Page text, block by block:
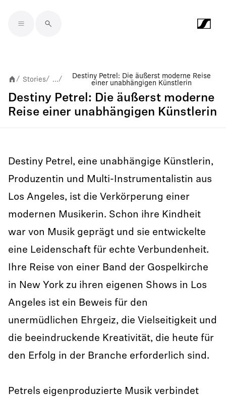
/ Stories/ .../
Destiny Petrel: Die äußerst moderne Reise
einer unabhängigen Künstlerin
Destiny Petrel: Die äußerst moderne
Reise einer unabhängigen Künstlerin
Destiny Petrel, eine unabhängige Künstlerin,
Produzentin und Multi-Instrumentalistin aus
Los Angeles, ist die Verkörperung einer
modernen Musikerin. Schon ihre Kindheit
war von Musik geprägt und sie entwickelte
eine Leidenschaft für echte Verbundenheit.
Ihre Reise von einer Band der Gospelkirche
in New York zu ihren eigenen Shows in Los
Angeles ist ein Beweis für den
unermüdlichen Ehrgeiz, die Vielseitigkeit und
die beeindruckende Kreativität, die heute für
den Erfolg in der Branche erforderlich sind.
Petrels eigenproduzierte Musik verbindet